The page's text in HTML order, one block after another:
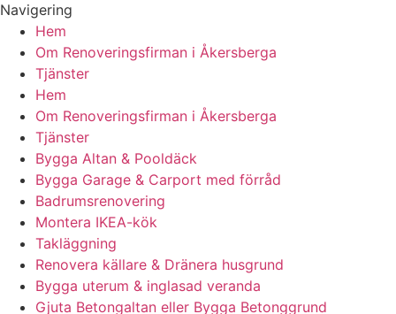
Navigering
Hem
Om Renoveringsfirman i Åkersberga
Tjänster
Hem
Om Renoveringsfirman i Åkersberga
Tjänster
Bygga Altan & Pooldäck
Bygga Garage & Carport med förråd
Badrumsrenovering
Montera IKEA-kök
Takläggning
Renovera källare & Dränera husgrund
Bygga uterum & inglasad veranda
Gjuta Betongaltan eller Bygga Betonggrund